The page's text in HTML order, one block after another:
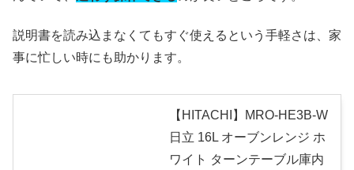
説明書を読み込まなくてもすぐ使えるという手軽さは、家
事に忙しい時にも助かります。
【HITACHI】MRO-HE3B-W
日立 16L オーブンレンジ ホ
ワイト ターンテーブル庫内